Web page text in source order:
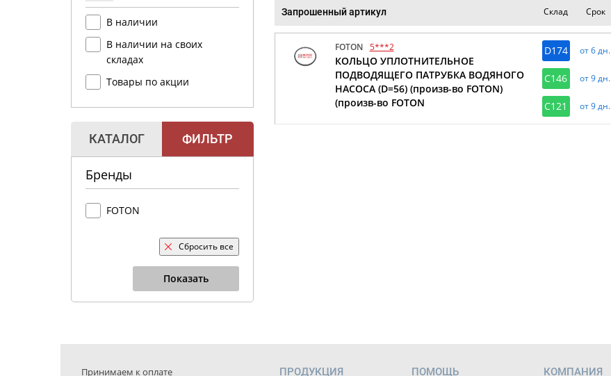
В наличии
В наличии на своих
складах
Товары по акции
КАТАЛОГ ФИЛЬТР
Бренды
FOTON
Сбросить все
Показать
Запрошенный артикул Склад Срок
FOTON 5***2
КОЛЬЦО УПЛОТНИТЕЛЬНОЕ
ПОДВОДЯЩЕГО ПАТРУБКА ВОДЯНОГО
НАСОСА (D=56) (произв-во FOTON)
(произв-во FOTON
D174 от 6 дн.
C146 от 9 дн.
C121 от 9 дн.
Принимаем к оплате ПРОДУКЦИЯ ПОМОЩЬ КОМПАНИЯ